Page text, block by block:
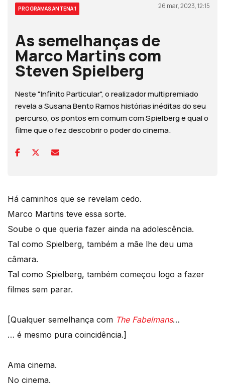
PROGRAMAS ANTENA 1 26 mar, 2023, 12:15
As semelhanças de
Marco Martins com
Steven Spielberg
Neste "Infinito Particular", o realizador multipremiado
revela a Susana Bento Ramos histórias inéditas do seu
percurso, os pontos em comum com Spielberg e qual o
filme que o fez descobrir o poder do cinema.
Há caminhos que se revelam cedo.
Marco Martins teve essa sorte.
Soube o que queria fazer ainda na adolescência.
Tal como Spielberg, também a mãe lhe deu uma
câmara.
Tal como Spielberg, também começou logo a fazer
filmes sem parar.
[Qualquer semelhança com The Fabelmans…
… é mesmo pura coincidência.]
Ama cinema.
No cinema.